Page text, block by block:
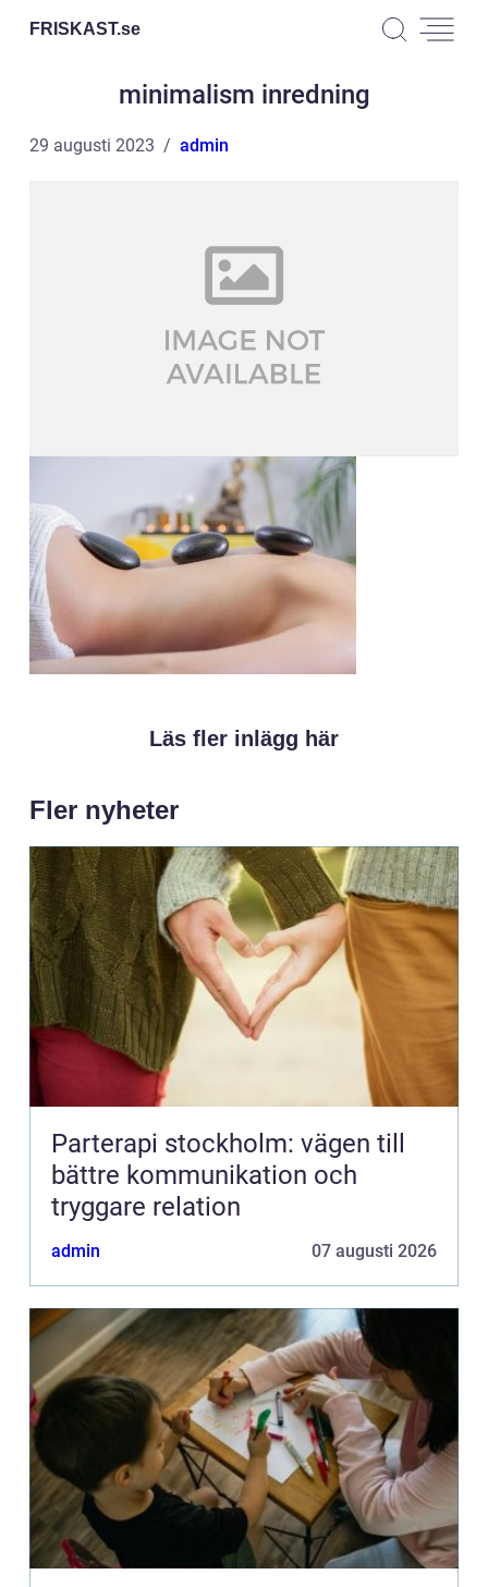
FRISKAST.se
minimalism inredning
29 augusti 2023 admin
Läs fler inlägg här
Fler nyheter
Parterapi stockholm: vägen till
bättre kommunikation och
tryggare relation
admin 07 augusti 2026